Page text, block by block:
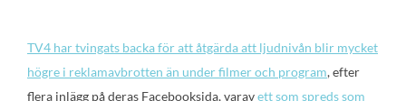
TV4 har tvingats backa för att åtgärda att ljudnivån blir mycket
högre i reklamavbrotten än under filmer och program, efter
flera inlägg på deras Facebooksida, varavett som spreds som